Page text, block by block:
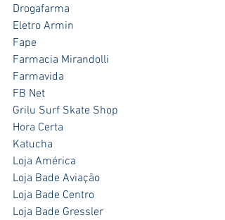
Drogafarma
Eletro Armin
Fape
Farmacia Mirandolli
Farmavida
FB Net
Grilu Surf Skate Shop
Hora Certa
Katucha
Loja América
Loja Bade Aviação
Loja Bade Centro
Loja Bade Gressler